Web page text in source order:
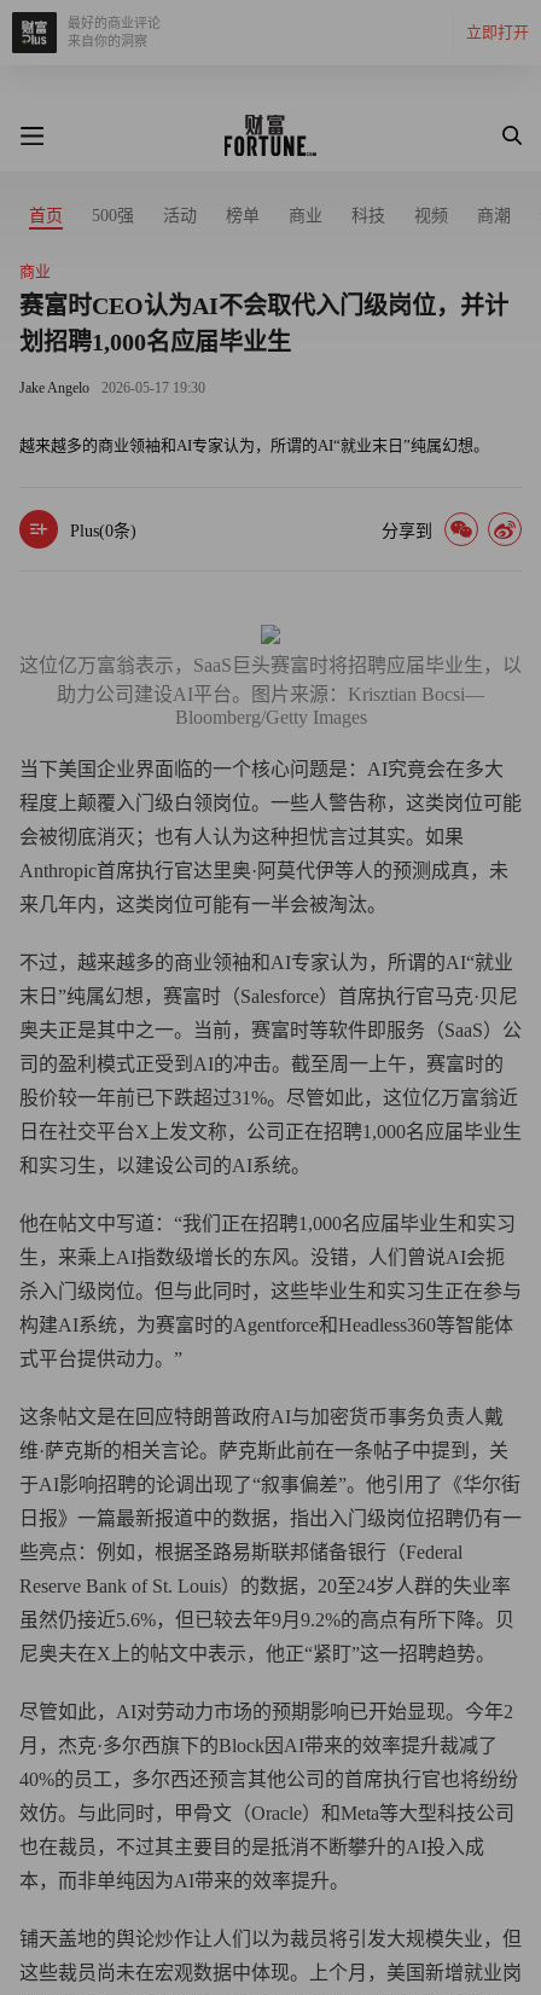
立即打开
最好的商业评论
来自你的洞察
首页 500强 活动 榜单 商业 科技 视频 商潮
商业
赛富时CEO认为AI不会取代入门级岗位，并计
划招聘1,000名应届毕业生
Jake Angelo 2026-05-17 19:30
越来越多的商业领袖和AI专家认为，所谓的AI“就业末日”纯属幻想。
Plus(0条) 分享到
这位亿万富翁表示，SaaS巨头赛富时将招聘应届毕业生，以
助力公司建设AI平台。图片来源：Krisztian Bocsi—
Bloomberg/Getty Images
当下美国企业界面临的一个核心问题是：AI究竟会在多大
程度上颠覆入门级白领岗位。一些人警告称，这类岗位可能
会被彻底消灭；也有人认为这种担忧言过其实。如果
Anthropic首席执行官达里奥·阿莫代伊等人的预测成真，未
来几年内，这类岗位可能有一半会被淘汰。
不过，越来越多的商业领袖和AI专家认为，所谓的AI“就业
末日”纯属幻想，赛富时（Salesforce）首席执行官马克·贝尼
奥夫正是其中之一。当前，赛富时等软件即服务（SaaS）公
司的盈利模式正受到AI的冲击。截至周一上午，赛富时的
股价较一年前已下跌超过31%。尽管如此，这位亿万富翁近
日在社交平台X上发文称，公司正在招聘1,000名应届毕业生
和实习生，以建设公司的AI系统。
他在帖文中写道：“我们正在招聘1,000名应届毕业生和实习
生，来乘上AI指数级增长的东风。没错，人们曾说AI会扼
杀入门级岗位。但与此同时，这些毕业生和实习生正在参与
构建AI系统，为赛富时的Agentforce和Headless360等智能体
式平台提供动力。”
这条帖文是在回应特朗普政府AI与加密货币事务负责人戴
维·萨克斯的相关言论。萨克斯此前在一条帖子中提到，关
于AI影响招聘的论调出现了“叙事偏差”。他引用了《华尔街
日报》一篇最新报道中的数据，指出入门级岗位招聘仍有一
些亮点：例如，根据圣路易斯联邦储备银行（Federal
Reserve Bank of St. Louis）的数据，20至24岁人群的失业率
虽然仍接近5.6%，但已较去年9月9.2%的高点有所下降。贝
尼奥夫在X上的帖文中表示，他正“紧盯”这一招聘趋势。
尽管如此，AI对劳动力市场的预期影响已开始显现。今年2
月，杰克·多尔西旗下的Block因AI带来的效率提升裁减了
40%的员工，多尔西还预言其他公司的首席执行官也将纷纷
效仿。与此同时，甲骨文（Oracle）和Meta等大型科技公司
也在裁员，不过其主要目的是抵消不断攀升的AI投入成
本，而非单纯因为AI带来的效率提升。
铺天盖地的舆论炒作让人们以为裁员将引发大规模失业，但
这些裁员尚未在宏观数据中体现。上个月，美国新增就业岗